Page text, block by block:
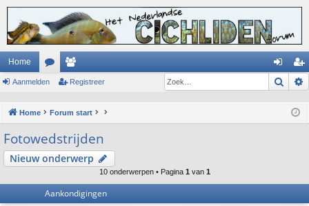
Home
or
m
s
ed an
el
eg
re
Aanmelden Registreer Zoek
Home Forum start
Fotowedstrijden
Nieuw onderwerp
10 onderwerpen • Pagina 1 van 1
Aankondigingen